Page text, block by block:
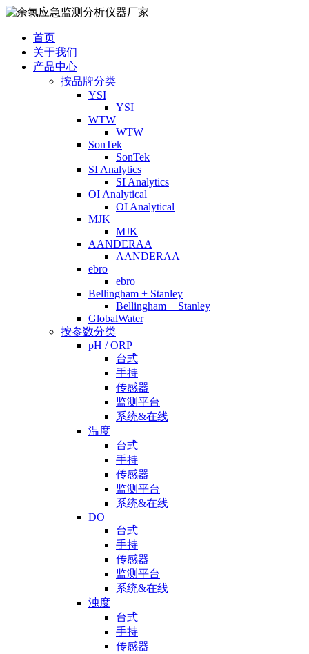
首页
关于我们
产品中心
按品牌分类
YSI
YSI
WTW
WTW
SonTek
SonTek
SI Analytics
SI Analytics
OI Analytical
OI Analytical
MJK
MJK
AANDERAA
AANDERAA
ebro
ebro
Bellingham + Stanley
Bellingham + Stanley
GlobalWater
按参数分类
pH / ORP
台式
手持
传感器
监测平台
系统&在线
温度
台式
手持
传感器
监测平台
系统&在线
DO
台式
手持
传感器
监测平台
系统&在线
浊度
台式
手持
传感器